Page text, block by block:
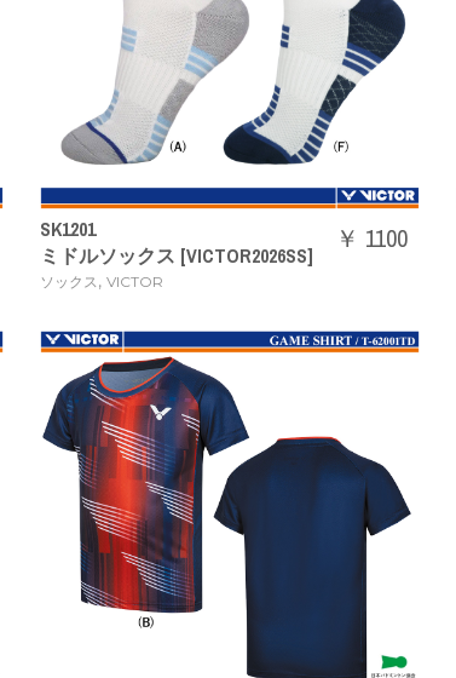
SK1201
ミドルソックス [VICTOR2026SS]
ソックス, VICTOR
￥ 1100